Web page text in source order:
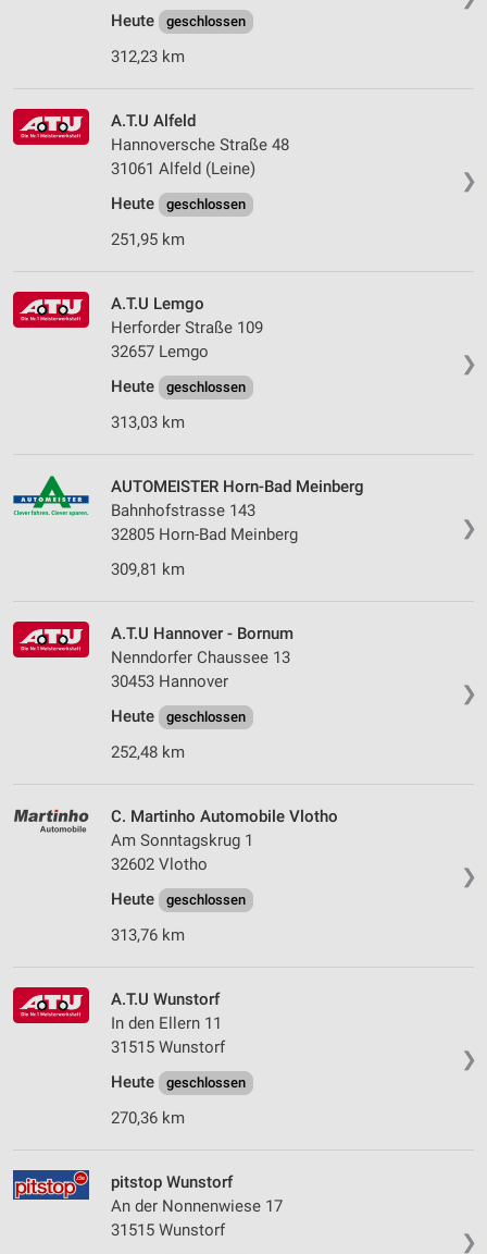
Heute geschlossen
312,23 km
❯
A.T.U Alfeld
Hannoversche Straße 48
31061 Alfeld (Leine)
Heute
geschlossen
251,95 km
❯
A.T.U Lemgo
Herforder Straße 109
32657 Lemgo
Heute
geschlossen
313,03 km
❯
AUTOMEISTER Horn-Bad Meinberg
Bahnhofstrasse 143
32805 Horn-Bad Meinberg
309,81 km
❯
A.T.U Hannover - Bornum
Nenndorfer Chaussee 13
30453 Hannover
Heute
geschlossen
252,48 km
❯
C. Martinho Automobile Vlotho
Am Sonntagskrug 1
32602 Vlotho
Heute
geschlossen
313,76 km
❯
A.T.U Wunstorf
In den Ellern 11
31515 Wunstorf
Heute
geschlossen
270,36 km
❯
pitstop Wunstorf
An der Nonnenwiese 17
31515 Wunstorf